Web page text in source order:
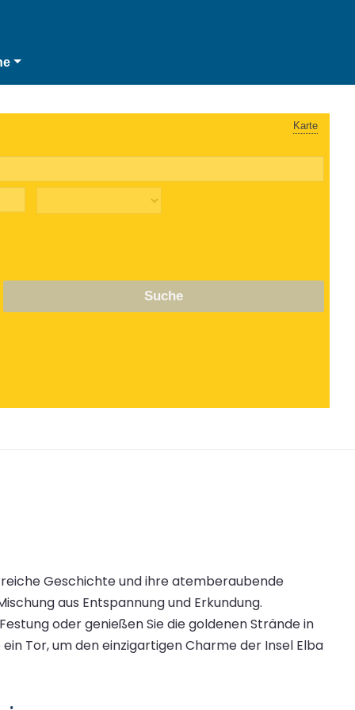
Karte
Suche
Geschichte und ihre atemberaubende
aus Entspannung und Erkundung.
oder genießen Sie die goldenen Strände in
Tor, um den einzigartigen Charme der Insel Elba